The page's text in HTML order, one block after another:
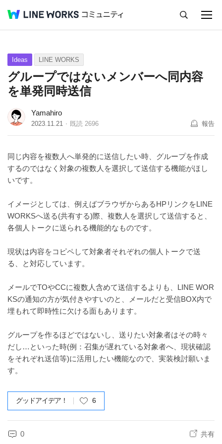
Q&A Tips Ideas
Ideas LINE WORKS
グループではないメンバーへ同内容
を単発同時送信
Yamahiro
2023.11.21 既読 2696 報告
同じ内容を複数人へ単発的に送信したい時、グループを作成
するのではなく対象の複数人を選択して送信する機能がほし
いです。
イメージとしては、例えばブラウザからあるHPリンクをLINE
WORKSへ送る(共有する)際、複数人を選択して送信すると、
各個人トークに送られる機能的なものです。
現状は内容をコピペして対象者それぞれの個人トークで送
る、と対応しています。
メールでTOやCCに複数人含めて送信するよりも、LINE WOR
KSの通知の方が気付きやすいのと、メールだと受信BOX内で
埋もれて即時性に欠ける面もあります。
グループを作るほどではないし、送りたい対象者はその時々
だし…といった時(例：召集が遅れている対象者へ、現状確認
をそれぞれ送信等)に活用したい機能なので、実装検討願いま
す。
グッドアイデア！ 6
0 共有